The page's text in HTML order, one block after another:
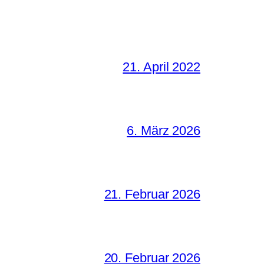
21. April 2022
6. März 2026
21. Februar 2026
20. Februar 2026